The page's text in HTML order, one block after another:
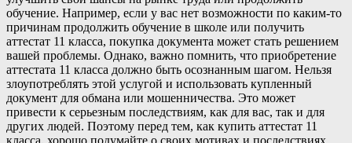
обучение. Например, если у вас нет возможности по каким-то
причинам продолжить обучение в школе или получить
аттестат 11 класса, покупка документа может стать решением
вашей проблемы. Однако, важно помнить, что приобретение
аттестата 11 класса должно быть осознанным шагом. Нельзя
злоупотреблять этой услугой и использовать купленный
документ для обмана или мошенничества. Это может
привести к серьезным последствиям, как для вас, так и для
других людей. Поэтому перед тем, как купить аттестат 11